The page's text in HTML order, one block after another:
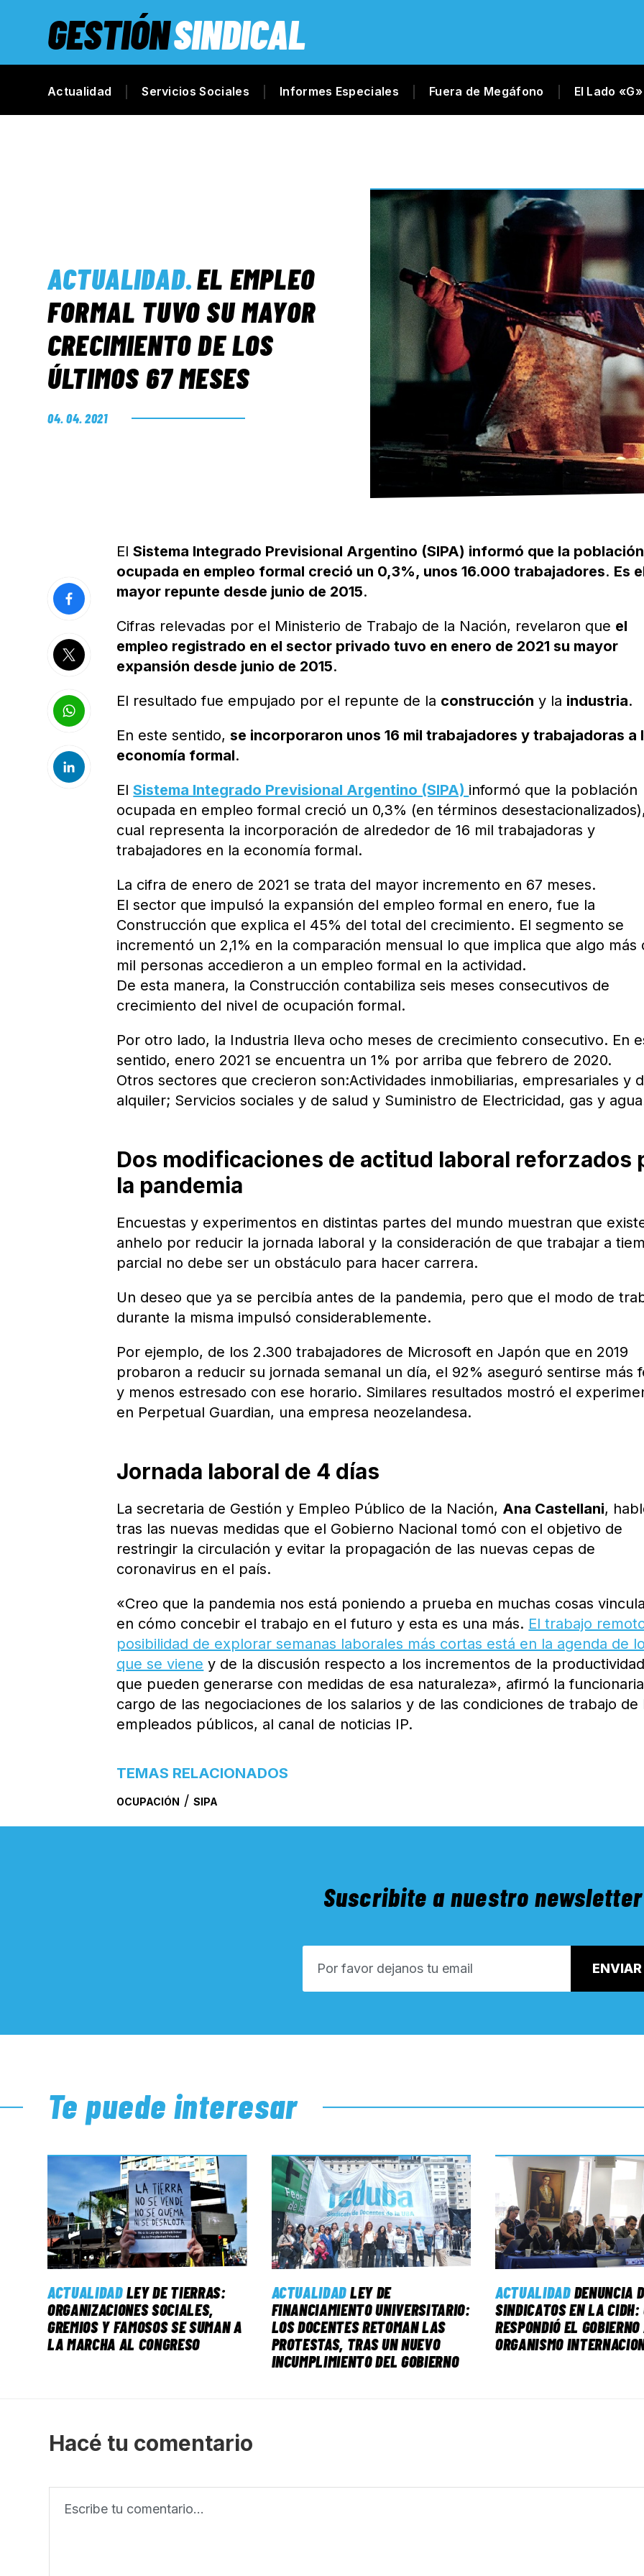
GESTIÓNSINDICAL
Actualidad Servicios Sociales Informes Especiales Fuera de Megáfono El Lado «G»
ACTUALIDAD.EL EMPLEO
FORMAL TUVO SU MAYOR
CRECIMIENTO DE LOS
ÚLTIMOS 67 MESES
04. 04. 2021
ElSistema Integrado Previsional Argentino (SIPA) informó que la población
ocupada en empleo formal creció un 0,3%, unos 16.000 trabajadores. Es
mayor repunte desde junio de 2015.
Cifras relevadas por el Ministerio de Trabajo de la Nación, revelaron que el
empleo registrado en el sector privado tuvo en enero de 2021 su mayor
expansión desde junio de 2015.
El resultado fue empujado por el repunte de la construcción y la industria.
En este sentido, se incorporaron unos 16 mil trabajadores y trabajadoras a
economía formal.
ElSistema Integrado Previsional Argentino (SIPA) informó que la población
ocupada en empleo formal creció un 0,3% (en términos
cual representa la incorporación de alrededor de 16 mil trabajadoras y
trabajadores en la economía formal.
La cifra de enero de 2021 se trata del mayor incremento en 67 meses.
El sector que impulsó la expansión del empleo formal en enero, fue la
Construcción que explica el 45% del total del crecimiento. El segmento se
incrementó un 2,1% en la comparación mensual lo que implica que algo más
mil personas accedieron a un empleo formal en la actividad.
De esta manera, la Construcción contabiliza seis meses consecutivos de
crecimiento del nivel de ocupación formal.
Por otro lado, la Industria lleva ocho meses de crecimiento consecutivo. En
sentido, enero 2021 se encuentra un 1% por arriba que febrero de 2020.
Otros sectores que crecieron son:Actividades inmobiliarias, empresariales y
alquiler; Servicios sociales y de salud y Suministro de Electricidad, gas y
Dos modificaciones de actitud laboral reforzados
la pandemia
Encuestas y experimentos en distintas partes del mundo muestran que
anhelo por reducir la jornada laboral y la consideración de que trabajar a
parcial no debe ser un obstáculo para hacer carrera.
Un deseo que ya se percibía antes de la pandemia, pero que el modo de
durante la misma impulsó considerablemente.
Por ejemplo, de los 2.300 trabajadores de Microsoft en Japón que en 2019
probaron a reducir su jornada semanal un día, el 92% aseguró sentirse más
y menos estresado con ese horario. Similares resultados mostró el
en Perpetual Guardian, una empresa neozelandesa.
Jornada laboral de 4 días
La secretaria de Gestión y Empleo Público de la Nación, Ana Castellani,
tras las nuevas medidas que el Gobierno Nacional tomó con el objetivo de
restringir la circulación y evitar la propagación de las nuevas cepas de
coronavirus en el país.
«Creo que la pandemia nos está poniendo a prueba en muchas cosas
en cómo concebir el trabajo en el futuro y esta es una más. El trabajo
posibilidad de explorar semanas laborales más cortas está en la agenda de lo
que se viene y de la discusión respecto a los incrementos de la productividad
que pueden generarse con medidas de esa naturaleza», afirmó la
cargo de las negociaciones de los salarios y de las condiciones de trabajo de
empleados públicos, al canal de noticias IP.
TEMAS RELACIONADOS
OCUPACIÓN /SIPA
Suscribite a nuestro newsletter
Te puede interesar
ACTUALIDAD LEY DE TIERRAS:
ORGANIZACIONES SOCIALES,
GREMIOS Y FAMOSOS SE SUMAN A
LA MARCHA AL CONGRESO
ACTUALIDADLEY DE
FINANCIAMIENTO UNIVERSITARIO:
LOS DOCENTES RETOMAN LAS
PROTESTAS, TRAS UN NUEVO
INCUMPLIMIENTO DEL GOBIERNO
ACTUALIDAD DENUNCIA
SINDICATOS EN LA CIDH:
RESPONDIÓ EL
ORGANISMO
Hacé tu comentario